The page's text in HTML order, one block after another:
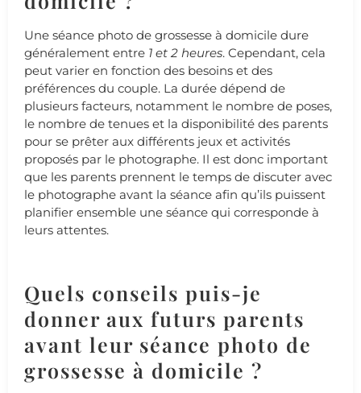
Une séance photo de grossesse à domicile dure
généralement entre 1 et 2 heures. Cependant, cela
peut varier en fonction des besoins et des
préférences du couple. La durée dépend de
plusieurs facteurs, notamment le nombre de poses,
le nombre de tenues et la disponibilité des parents
pour se prêter aux différents jeux et activités
proposés par le photographe. Il est donc important
que les parents prennent le temps de discuter avec
le photographe avant la séance afin qu’ils puissent
planifier ensemble une séance qui corresponde à
leurs attentes.
Quels conseils puis-je
donner aux futurs parents
avant leur séance photo de
grossesse à domicile ?